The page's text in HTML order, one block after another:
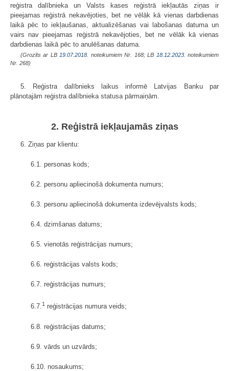
reģistra dalībnieka un Valsts kases reģistrā iekļautās ziņas ir
pieejamas reģistrā nekavējoties, bet ne vēlāk kā vienas darbdienas
laikā pēc to iekļaušanas, aktualizēšanas vai labošanas datuma un
vairs nav pieejamas reģistrā nekavējoties, bet ne vēlāk kā vienas
darbdienas laikā pēc to anulēšanas datuma.
(Grozīts ar LB 19.07.2018. noteikumiem Nr. 168; LB 18.12.2023. noteikumiem
Nr. 268)
5. Reģistra dalībnieks laikus informē Latvijas Banku par
plānotajām reģistra dalībnieka statusa pārmaiņām.
2. Reģistrā iekļaujamās ziņas
6. Ziņas par klientu:
6.1. personas kods;
6.2. personu apliecinošā dokumenta numurs;
6.3. personu apliecinošā dokumenta izdevējvalsts kods;
6.4. dzimšanas datums;
6.5. vienotās reģistrācijas numurs;
6.6. reģistrācijas valsts kods;
6.7. reģistrācijas numurs;
6.7.1 reģistrācijas numura veids;
6.8. reģistrācijas datums;
6.9. vārds un uzvārds;
6.10. nosaukums;